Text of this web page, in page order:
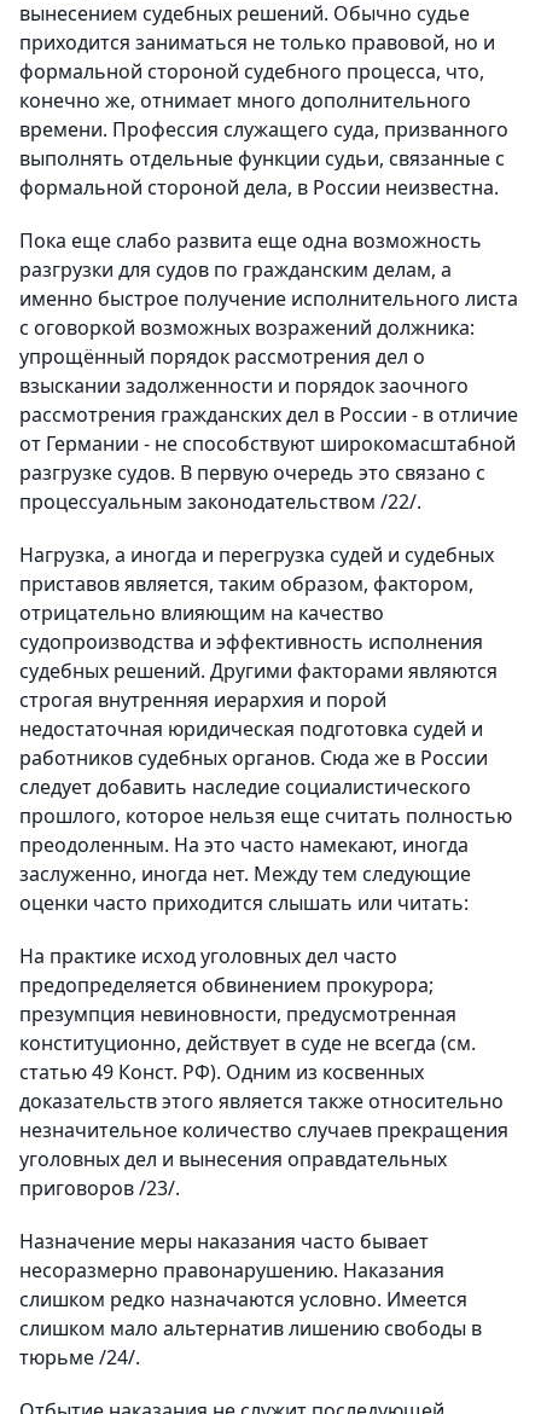
вынесением судебных решений. Обычно судье
приходится заниматься не только правовой, но и
формальной стороной судебного процесса, что,
конечно же, отнимает много дополнительного
времени. Профессия служащего суда, призванного
выполнять отдельные функции судьи, связанные с
формальной стороной дела, в России неизвестна.
Пока еще слабо развита еще одна возможность
разгрузки для судов по гражданским делам, а
именно быстрое получение исполнительного листа
с оговоркой возможных возражений должника:
упрощённый порядок рассмотрения дел о
взыскании задолженности и порядок заочного
рассмотрения гражданских дел в России - в отличие
от Германии - не способствуют широкомасштабной
разгрузке судов. В первую очередь это связано с
процессуальным законодательством /22/.
Нагрузка, а иногда и перегрузка судей и судебных
приставов является, таким образом, фактором,
отрицательно влияющим на качество
судопроизводства и эффективность исполнения
судебных решений. Другими факторами являются
строгая внутренняя иерархия и порой
недостаточная юридическая подготовка судей и
работников судебных органов. Сюда же в России
следует добавить наследие социалистического
прошлого, которое нельзя еще считать полностью
преодоленным. На это часто намекают, иногда
заслуженно, иногда нет. Между тем следующие
оценки часто приходится слышать или читать:
На практике исход уголовных дел часто
предопределяется обвинением прокурора;
презумпция невиновности, предусмотренная
конституционно, действует в суде не всегда (см.
статью 49 Конст. РФ). Одним из косвенных
доказательств этого является также относительно
незначительное количество случаев прекращения
уголовных дел и вынесения оправдательных
приговоров /23/.
Назначение меры наказания часто бывает
несоразмерно правонарушению. Наказания
слишком редко назначаются условно. Имеется
слишком мало альтернатив лишению свободы в
тюрьме /24/.